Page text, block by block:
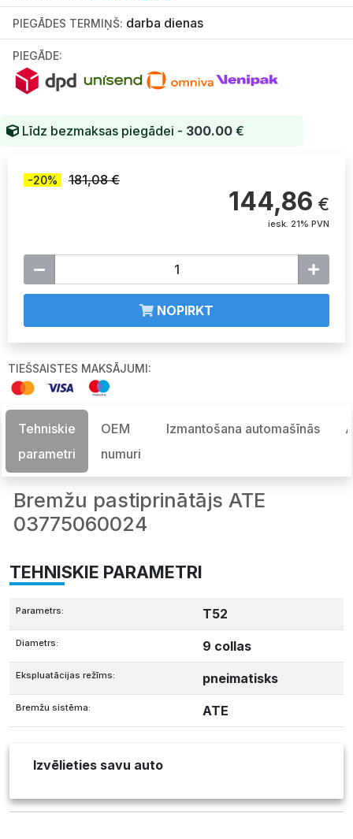
PIEGĀDES TERMIŅŠ: darba dienas
PIEGĀDE:
Līdz bezmaksas piegādei - 300.00 €
-20% 181,08 €
144,86 €
iesk. 21% PVN
NOPIRKT
TIEŠSAISTES MAKSĀJUMI:
Tehniskie
parametri
OEM
numuri
Izmantošana automašīnās
Bremžu pastiprinātājs ATE
03775060024
TEHNISKIE PARAMETRI
Parametrs: T52
Diametrs: 9 collas
Ekspluatācijas režīms: pneimatisks
Bremžu sistēma: ATE
Izvēlieties savu auto